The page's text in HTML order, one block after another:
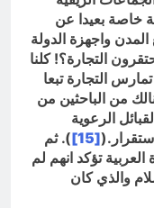
خاصة بعيدا عن
واجهزة الدولة
التجارة؟! كلنا
التجارة تبعا
من الباحثين من
الرعوية
[15]
). ثم
تؤكد انهم لم
والذي كان